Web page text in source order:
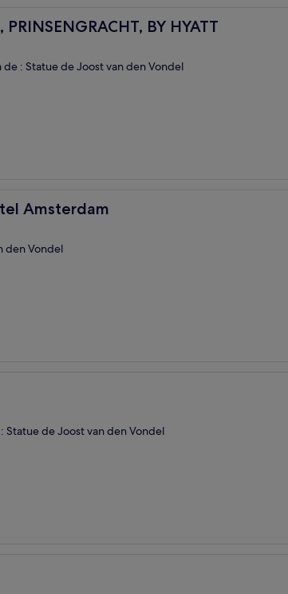
BY HYATT
BY HYATT
: Statue de Joost van den Vondel
Amsterdam
den Vondel
Statue de Joost van den Vondel